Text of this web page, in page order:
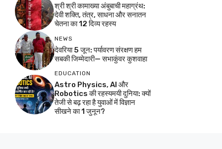
श्री श्री कामाख्या अंबुबाची महाग्रंथ:
देवी शक्ति, तंत्र, साधना और सनातन
चेतना का 12 दिव्य रहस्य
NEWS
देवरिया 5 जून: पर्यावरण संरक्षण हम
सबकी जिम्मेदारी— सभाकुंवर कुशवाहा
EDUCATION
Astro Physics, AI और
Robotics की रहस्यमयी दुनिया: क्यों
तेजी से बढ़ रहा है युवाओं में विज्ञान
सीखने का 1 जुनून?